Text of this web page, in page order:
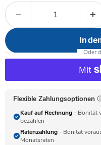
In
Flexible Zahlungsoptionen
Kauf auf Rechnung - Bonität
bezahlen
Ratenzahlung - Bonität
Monatsraten